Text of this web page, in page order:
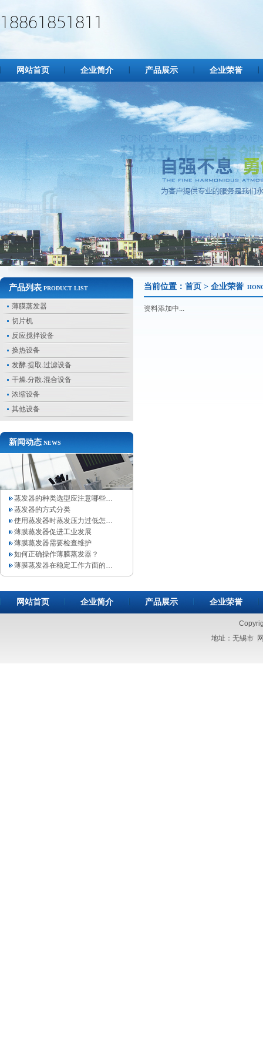
网站首页 企业简介 产品展示 企业荣誉
产品列表 PRODUCT LIST
薄膜蒸发器
切片机
反应搅拌设备
换热设备
发酵.提取.过滤设备
干燥.分散.混合设备
浓缩设备
其他设备
新闻动态 NEWS
蒸发器的种类选型应注意哪些…
蒸发器的方式分类
使用蒸发器时蒸发压力过低怎…
薄膜蒸发器促进工业发展
薄膜蒸发器需要检查维护
如何正确操作薄膜蒸发器？
薄膜蒸发器在稳定工作方面的…
当前位置： 首页 > 企业荣誉
资料添加中...
网站首页 企业简介 产品展示 企业荣誉
地址：无锡市